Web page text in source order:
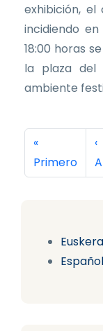
Euskera
Español
exhibición,
incidiendo
18:00 horas
la plaza del
ambiente
Primera
«
Primero
‹